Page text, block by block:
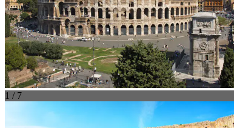
1 / 7